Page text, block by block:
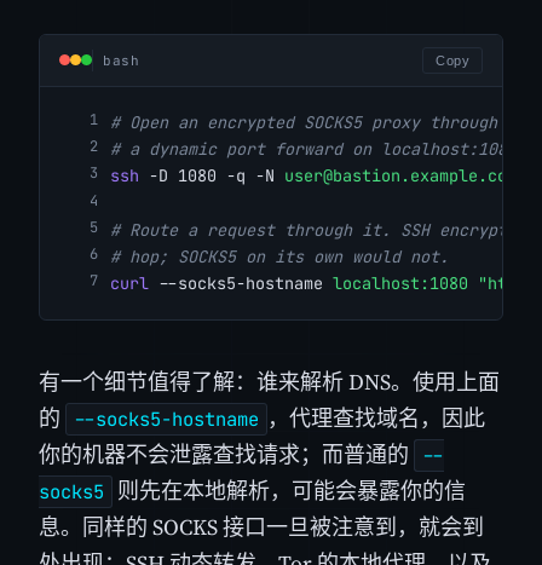
bash Copy
# Open an encrypted SOCKS5 proxy through
# a dynamic port forward on localhost:1080.
ssh -D 1080 -q -N user@bastion.example.com
# Route a request through it. SSH encrypts
# hop; SOCKS5 on its own would not.
curl --socks5-hostname localhost:1080
有一个细节值得了解：谁来解析 DNS。使用上面
的
--socks5-hostname ，代理查找域名，因此
你的机器不会泄露查找请求；而普通的
--
socks5
则先在本地解析，可能会暴露你的信
息。同样的 SOCKS 接口一旦被注意到，就会到